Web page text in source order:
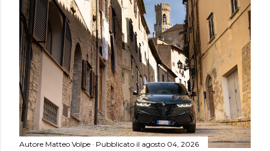
Autore Matteo Volpe Pubblicato il agosto 04, 2026